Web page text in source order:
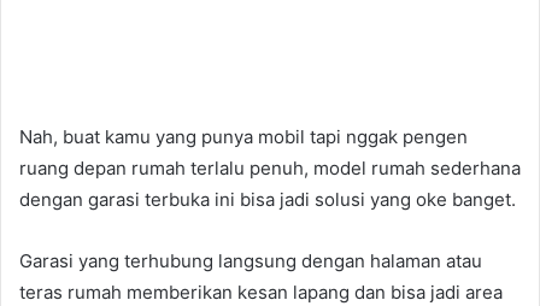
Nah, buat kamu yang punya mobil tapi nggak pengen
ruang depan rumah terlalu penuh, model rumah sederhana
dengan garasi terbuka ini bisa jadi solusi yang oke banget.
Garasi yang terhubung langsung dengan halaman atau
teras rumah memberikan kesan lapang dan bisa jadi area